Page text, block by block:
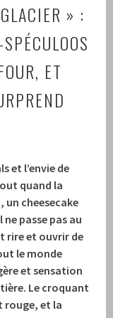
» :
ET
et l’envie de
quand la
un cheesecake
passe pas au
rire et ouvrir de
le monde
et sensation
Le croquant
rouge, et la